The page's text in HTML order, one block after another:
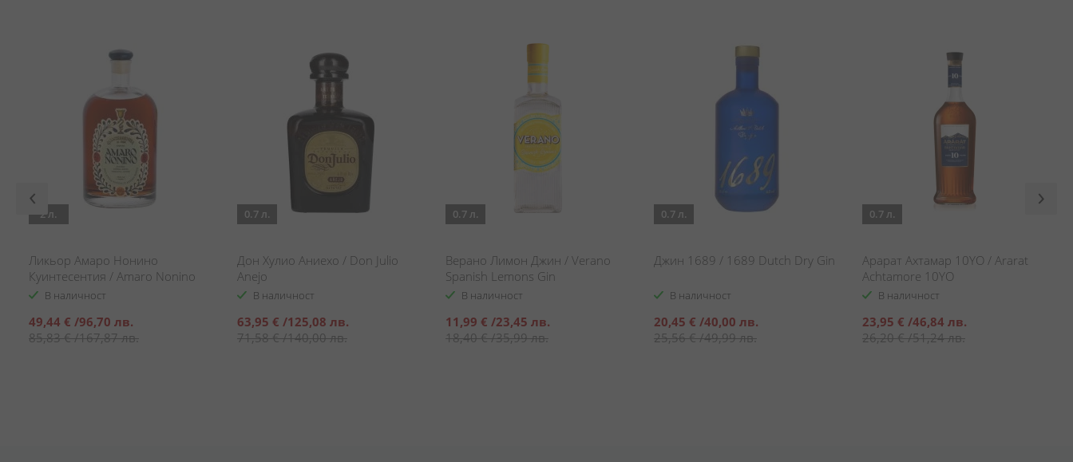
2 л.
Ликьор Амаро Нонино
Куинтесентия / Amaro Nonino
Quintessentia
В наличност
Специална
цена
49,44 € /96,70 лв.
85,83 €/167,87 лв.
0.7 л.
Дон Хулио Аниехо / Don Julio
Anejo
В наличност
Специална
цена
63,95 € /125,08 лв.
71,58 €/140,00 лв.
0.7 л.
Верано Лимон Джин / Verano
Spanish Lemons Gin
В наличност
Специална
цена
11,99 € /23,45 лв.
18,40 €/35,99 лв.
0.7 л.
Джин 1689 / 1689 Dutch Dry Gin
В наличност
Специална
цена
20,45 € /40,00 лв.
25,56 €/49,99 лв.
0.7 л.
Арарат Ахтамар 10YO / Ararat
Achtamore 10YO
В наличност
Специална
цена
23,95 € /46,84 лв.
26,20 €/51,24 лв.